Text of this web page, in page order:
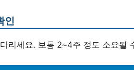
인
리세요. 보통 2~4주 정도 소요될